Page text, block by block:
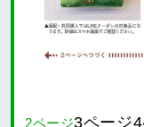
2ページ3ページ